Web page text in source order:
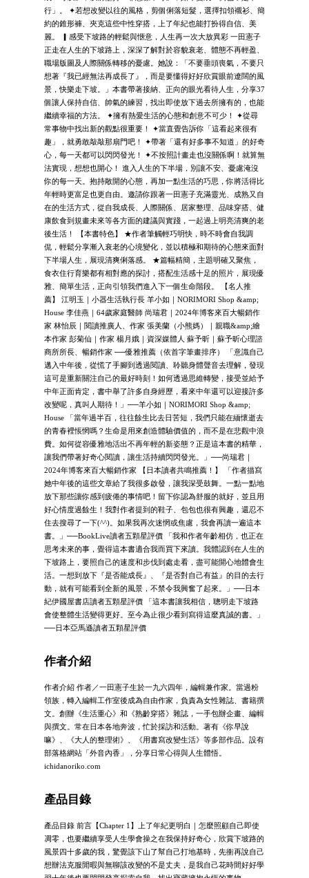
行」。 ✦若想改變以往的風格，剪個俐落短髮，選擇扣領襯衫、簡
約的錐形褲、夾克這些中性穿搭，上了年紀也能打扮得自信、美
麗。 ▎感受下坡路的輕鬆與愜意，人生再一次大放異彩 一田憲子
正走在人生的下坡路上，深深了解對於容貌衰老、體態不再輕盈、
職場版圖及人際關係轉移的憂慮。她說：「不要垂頭喪氣，不要只
想著『我已經無法再成長了』，而是要懂得好好欣賞眼前遼闊的風
景，快樂走下坡。」本書帶著接納、正向的眼光看待人生，分享37
個讓人保持自信、帥氣的練習，找出即使放下過去所擁有的，也能
繼續幸福的方法。 ✦擁有熱愛生活的心態和創意不可少！ ✦從尋
常事物中找出新的觀點很重要！ ✦當直覺告訴你「這看起來很有
趣」，就勇敢敲敲那扇門吧！ ✦帶著「還有好多事不知道」的好奇
心，每一天都可以閃閃發光！ ✦不按照計畫走也沒關係啊！就算無
法實現，想想也開心！ 進入人生的下半場，別讓不安、憂慮淹沒
你的每一天。抱持敞開的心態，再加一點生活的巧思，你將活得比
年輕時更富足也更自由。邀請你跟著一田憲子充滿靈光、成熟又自
在的生活方式，從自我成長、人際關係、居家整理、品味穿搭、健
康飲食到規畫未來等各方面的建議與實踐，一起過上明亮清爽的老
後生活！ 【本書特色】 ★作者筆觸輕巧明快，時不時會自我調
侃，輕鬆分享漸入衰老的心境變化，並以積極和期待的心態來面對
下半場人生，展現清爽俐落感。 ★篇幅精簡，主題明確又聚焦，
食衣住行育樂都有相對應的探討，搭配生活感十足的照片，展現優
雅、簡單生活，正向引領我們進入下一個生命階段。 【名人推
薦】 江明玉｜小器生活執行長 羊小如｜NORIMORI Shop &amp;
House 李佳燕｜64歲家庭醫師 尚瑞君｜2024年博客來百大暢銷作
家 林怡辰｜閱讀推廣人、作家 張美蘭（小熊媽）｜親職&amp;繪
本作家 彭菊仙｜作家 楊月娥｜資深媒體人 蘇予昕｜蘇予昕心理諮
商所所長、暢銷作家 ──優雅推薦（依首字筆畫排序） 「意識自己
邁入中年後，從慌了手腳到透過閱讀、聆聽身體聲音去理解，發現
這可是重新關注自己的最好時刻！如何透過思維轉變，接受並給予
中年正面肯定，書中舉了許多自身經歷，看來中年還可以迎接許多
改變呢，真叫人期待！」──羊小如｜NORIMORI Shop &amp;
House 「當年過半百，往往餘生比去日苦短，我們只能在緬懷逝去
的青春裡悵惘嗎？生命是用來創造體驗價值的，而不是在悲觀中浪
費。如何從容優雅地活出不再年輕的新姿態？正是這本書的精華，
讓我們帶著好奇心閱讀，讓生活持續閃閃發光。」──尚瑞君｜
2024年博客來百大暢銷作家 【日本讀者共鳴推薦！】 「作者描寫
她中年後的這些文章給了我很多啟發，讓我深受鼓舞。一點一點地
放下那些讓你感到疲倦的事情吧！留下你認為舒服的就好，並且用
好心情度過餘生！我對作者提到的鞋子、包包也很有興趣，還忍不
住去搜尋了一下(^^)。如果我再次迷惘或焦慮，我會再讀一遍這本
書。」──BookLive讀者五顆星評價 「我和作者年齡相仿，也正在
思考未來的事，覺得這本書適合我而買下來讀。我體認到在人生的
下坡路上，要照自己的速度和步伐到處走看，盡可能開心地體會生
活。一想到放下『是否能成長』、『是否對自己有益』的目的去行
動，就有可能看到全新的風景，不禁令我興奮了起來。」──日本
紀伊國屋書店讀者五顆星評價 「這本書讓我相信，聰明走下坡路
會使整體生活變得更好。至今為止很少看到寫得這麼真誠的書。」
──日本亞馬遜讀者五顆星評價
作者介紹
作者介紹 作者／一田憲子生於一九六四年，編輯兼作家。當過粉
領族，轉入編輯工作室後成為自由作家，負責為女性雜誌、書籍撰
文。創辦《生活重心》和《熟齡穿搭》雜誌，一手包辦企畫、編輯
與撰文。常在日本各地奔波，忙於採訪和活動。著有《你早說
嘛》、《大人的整理術》、《用書寫改變生活》等多部作品。設有
部落格網站「外音內香」，分享日常心得與人生體悟。
ichidanoriko.com
產品目錄
產品目錄 前言【Chapter 1】上了年紀更明白｜怎麼照顧自己即使
凋零，也要繼續享受人生學會操之在我保持好奇心，欣賞下坡路的
風景四十多歲的我，驚覺該下山了幫自己打地基時，先衝再說自己
想辦法克服閒暇與無聊該改變的不是丈夫，是我自己花時間好好學